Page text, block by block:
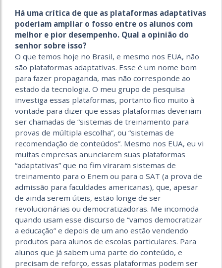
Há uma crítica de que as plataformas adaptativas
poderiam ampliar o fosso entre os alunos com
melhor e pior desempenho. Qual a opinião do
senhor sobre isso?
O que temos hoje no Brasil, e mesmo nos EUA, não
são plataformas adaptativas. Esse é um nome bom
para fazer propaganda, mas não corresponde ao
estado da tecnologia. O meu grupo de pesquisa
investiga essas plataformas, portanto fico muito à
vontade para dizer que essas plataformas deveriam
ser chamadas de “sistemas de treinamento para
provas de múltipla escolha”, ou “sistemas de
recomendação de conteúdos”. Mesmo nos EUA, eu vi
muitas empresas anunciarem suas plataformas
“adaptativas” que no fim viraram sistemas de
treinamento para o Enem ou para o SAT (a prova de
admissão para faculdades americanas), que, apesar
de ainda serem úteis, estão longe de ser
revolucionárias ou democratizadoras. Me incomoda
quando usam esse discurso de “vamos democratizar
a educação” e depois de um ano estão vendendo
produtos para alunos de escolas particulares. Para
alunos que já sabem uma parte do conteúdo, e
precisam de reforço, essas plataformas podem ser